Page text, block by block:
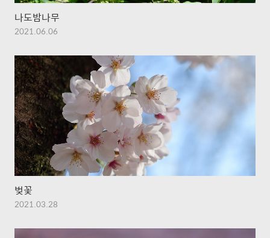
나도밤나무
2021.06.06
벚꽃
2021.03.28